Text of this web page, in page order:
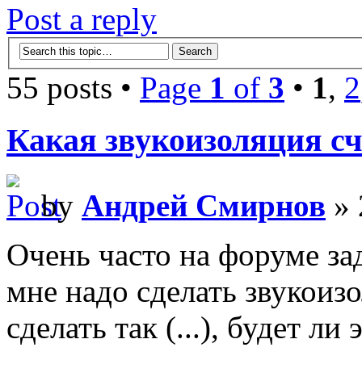
Post a reply
55 posts • Page 1 of 3 • 1, 2
Какая звукоизоляция
by Андрей Смирнов »
Очень часто на форуме
мне надо сделать
сделать так (...), будет ли